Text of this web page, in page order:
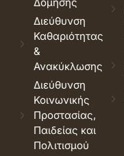
Διεύθυνση
Καθαριότητας
&
Ανακύκλωσης
Διεύθυνση
Κοινωνικής
Προστασίας,
Παιδείας και
Πολιτισμού